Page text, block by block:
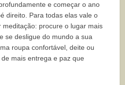
e começar o ano
direito. Para todas elas vale o
meditação: procure o lugar mais
se desligue do mundo a sua
roupa confortável, deite ou
mais entrega e paz que